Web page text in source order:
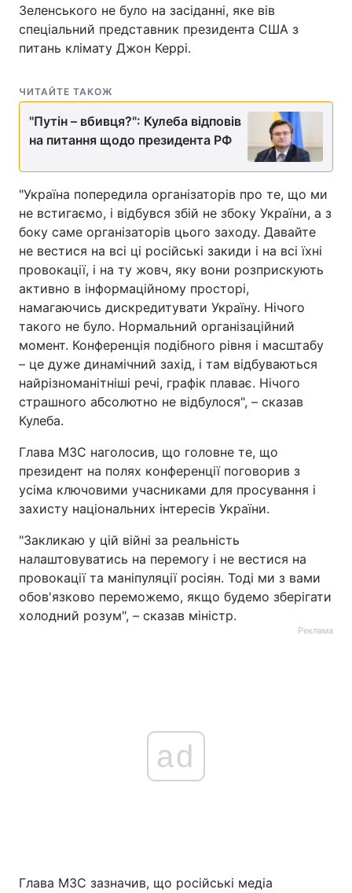
Зеленського не було на засіданні, яке вів
спеціальний представник президента США з
питань клімату Джон Керрі.
ЧИТАЙТЕ ТАКОЖ
"Путін – вбивця?": Кулеба відповів
на питання щодо президента РФ
"Україна попередила організаторів про те, що ми
не встигаємо, і відбувся збій не збоку України, а з
боку саме організаторів цього заходу. Давайте
не вестися на всі ці російські закиди і на всі їхні
провокації, і на ту жовч, яку вони розприскують
активно в інформаційному просторі,
намагаючись дискредитувати Україну. Нічого
такого не було. Нормальний організаційний
момент. Конференція подібного рівня і масштабу
– це дуже динамічний захід, і там відбуваються
найрізноманітніші речі, графік плаває. Нічого
страшного абсолютно не відбулося", – сказав
Кулеба.
Глава МЗС наголосив, що головне те, що
президент на полях конференції поговорив з
усіма ключовими учасниками для просування і
захисту національних інтересів України.
"Закликаю у цій війні за реальність
налаштовуватись на перемогу і не вестися на
провокації та маніпуляції росіян. Тоді ми з вами
обов'язково переможемо, якщо будемо зберігати
холодний розум", – сказав міністр.
Реклама
ad
Глава МЗС зазначив, що російські медіа